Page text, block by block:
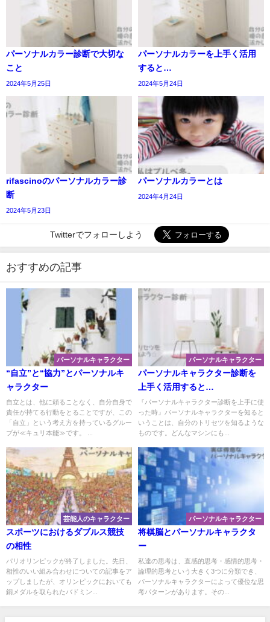
パーソナルカラー診断で大切な
こと
2024年5月25日
パーソナルカラーを上手く活用
すると…
2024年5月24日
rifascinoのパーソナルカラー診
断
2024年5月23日
パーソナルカラーとは
2024年4月24日
Twitterでフォローしよう
おすすめの記事
パーソナルキャラクター
“自立”と“協力”とパーソナルキ
ャラクター
自立とは、他に頼ることなく、自分自身で
責任が持てる行動をとることですが、この
「自立」という考え方を持っているグルー
プが≪キュリ本能≫です。 ...
パーソナルキャラクター
パーソナルキャラクター診断を
上手く活用すると…
『パーソナルキャラクター診断を上手に使
った時』パーソナルキャラクターを知ると
いうことは、自分のトリセツを知るような
ものです。どんなマシンにも...
芸能人のキャラクター
スポーツにおけるダブルス競技
の相性
パリオリンピックが終了しました。先日、
相性のいい組み合わせについての記事をア
ップしましたが、オリンピックにおいても
銅メダルを取られたバドミン...
パーソナルキャラクター
将棋脳とパーソナルキャラクタ
ー
私達の思考は、直感的思考・感情的思考・
論理的思考という大きく3つに分類でき、
パーソナルキャラクターによって優位な思
考パターンがあります。その...